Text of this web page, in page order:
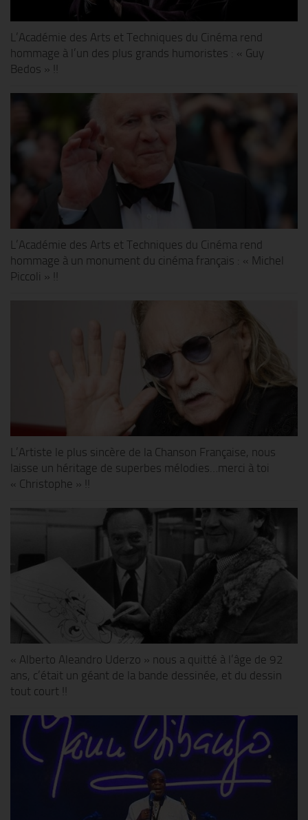
L’Académie des Arts et Techniques du Cinéma rend
hommage à l’un des plus grands humoristes : « Guy
Bedos » !!
L’Académie des Arts et Techniques du Cinéma rend
hommage à un monument du cinéma français : « Michel
Piccoli » !!
L’Artiste le plus sincère de la Chanson Française, nous
laisse un héritage de superbes mélodies…merci à toi
« Christophe » !!
« Alberto Aleandro Uderzo » nous a quitté à l’âge de 92
ans, c’était un géant de la bande dessinée, et du dessin
tout court !!